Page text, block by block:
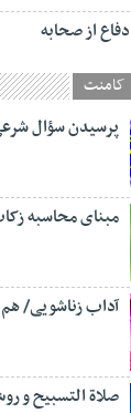
دفاع از صحابه
کامنت
پرسیدن سؤال
مبنای محاسبه
آداب زناشویی/
صلاة التسبيح و